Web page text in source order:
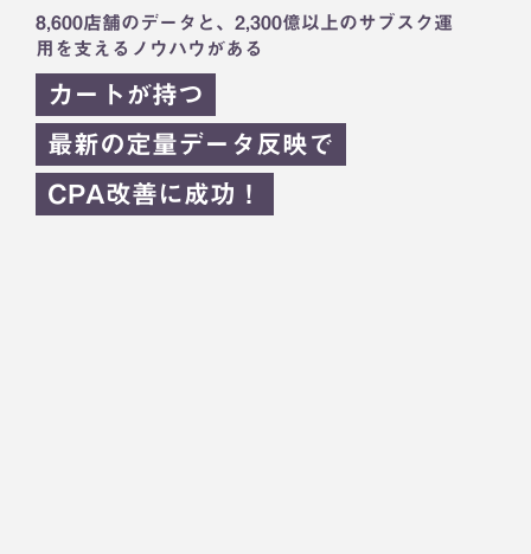
8,600店舗のデータと、2,300億以上のサブスク運
用を支えるノウハウがある
カートが持つ
最新の定量データ反映で
CPA改善に成功！